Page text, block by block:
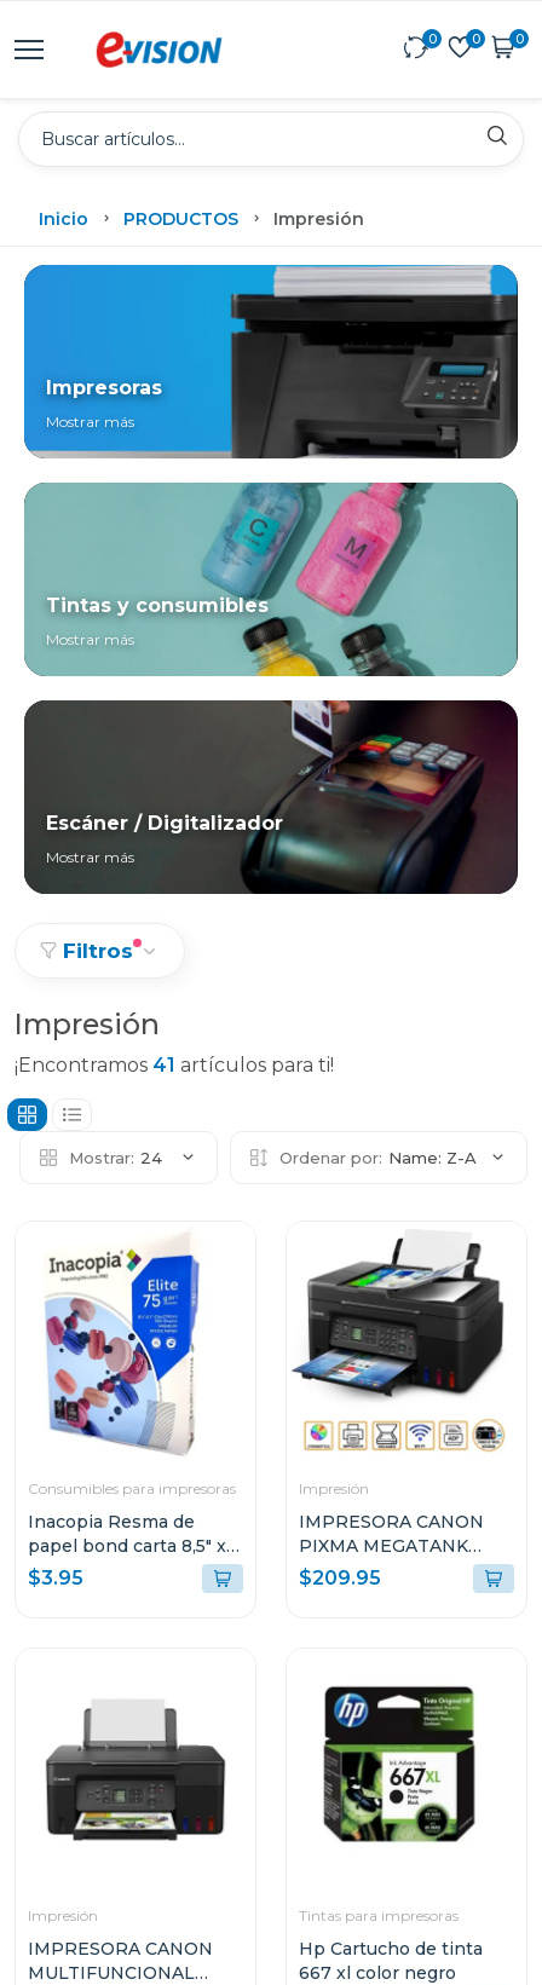
0 0 0
Inicio PRODUCTOS Impresión
Impresoras
Mostrar más
Tintas y consumibles
Mostrar más
Escáner / Digitalizador
Mostrar más
Filtros
Impresión
¡Encontramos 41 artículos para ti!
Mostrar: 24 Ordenar por: Name: Z-A
Consumibles para impresoras
Inacopia Resma de
papel bond carta 8,5" x
11" elite 75 500 hojas 20
lb
$3.95
Impresión
IMPRESORA CANON
PIXMA MEGATANK
INALÁMBRICA
MULTIFUNCIONAL G417
$209.95
Impresión
IMPRESORA CANON
MULTIFUNCIONAL
Tintas para impresoras
Hp Cartucho de tinta
667 xl color negro